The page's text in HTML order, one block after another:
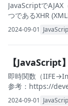
JavaScriptでAJAX
つであるXHR
XMLHttpRequest
2024-09-01
【JavaScript
即時関数（
参考：https://
補
2024-09-01